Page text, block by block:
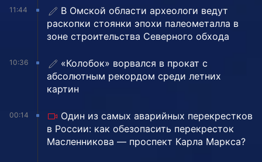
11:44
В Омской области археологи ведут
раскопки стоянки эпохи палеометалла в
зоне строительства Северного обхода
10:36
«Колобок» ворвался в прокат с
абсолютным рекордом среди летних
картин
00:14
Один из самых аварийных перекрестков
в России: как обезопасить перекресток
Масленникова — проспект Карла Маркса?